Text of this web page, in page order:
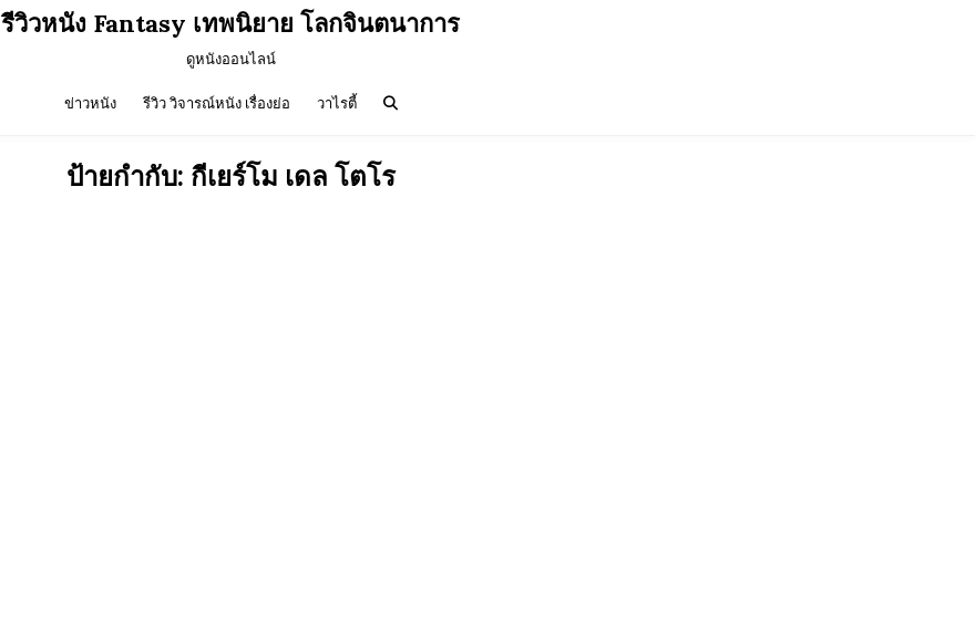
รีวิวหนัง Fantasy เทพนิยาย โลกจินตนาการ
ดูหนังออนไลน์
ข่าวหนัง รีวิว วิจารณ์หนัง เรื่องย่อ วาไรตี้
ป้ายกำกับ: กีเยร์โม เดล โตโร